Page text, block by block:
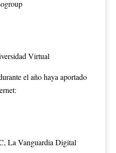
Virtual
el año haya aportado
La Vanguardia Digital